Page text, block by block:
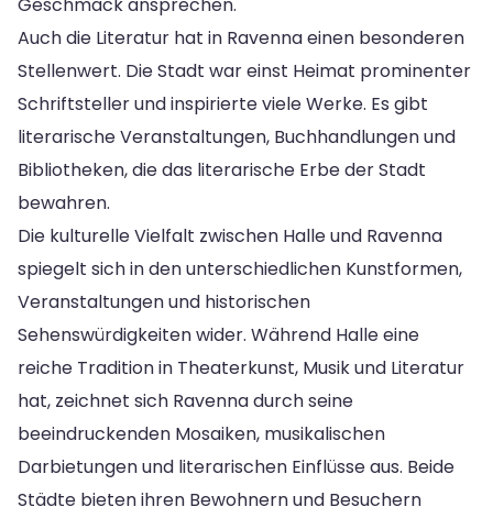
Auch die Literatur hat in Ravenna einen besonderen
Stellenwert. Die Stadt war einst Heimat prominenter
Schriftsteller und inspirierte viele Werke. Es gibt
literarische Veranstaltungen, Buchhandlungen und
Bibliotheken, die das literarische Erbe der Stadt
bewahren.
Die kulturelle Vielfalt zwischen Halle und Ravenna
spiegelt sich in den unterschiedlichen Kunstformen,
Veranstaltungen und historischen
Sehenswürdigkeiten wider. Während Halle eine
reiche Tradition in Theaterkunst, Musik und Literatur
hat, zeichnet sich Ravenna durch seine
beeindruckenden Mosaiken, musikalischen
Darbietungen und literarischen Einflüsse aus. Beide
Städte bieten ihren Bewohnern und Besuchern